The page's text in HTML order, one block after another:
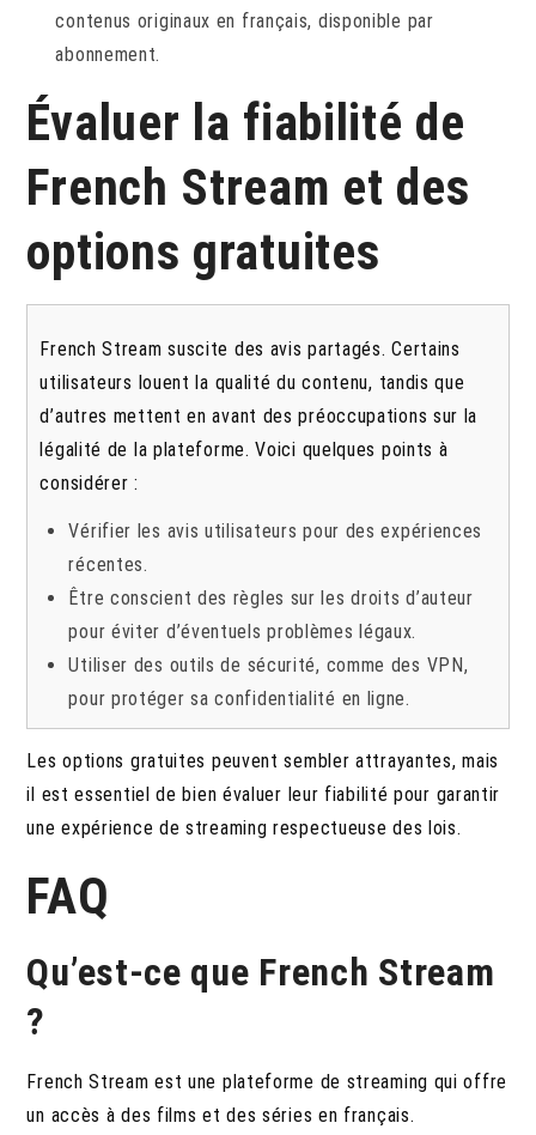
contenus originaux en français, disponible par
abonnement.
Évaluer la fiabilité de
French Stream et des
options gratuites
French Stream suscite des avis partagés. Certains
utilisateurs louent la qualité du contenu, tandis que
d’autres mettent en avant des préoccupations sur la
légalité de la plateforme. Voici quelques points à
considérer :
Vérifier les avis utilisateurs pour des expériences
récentes.
Être conscient des règles sur les droits d’auteur
pour éviter d’éventuels problèmes légaux.
Utiliser des outils de sécurité, comme des VPN,
pour protéger sa confidentialité en ligne.
Les options gratuites peuvent sembler attrayantes, mais
il est essentiel de bien évaluer leur fiabilité pour garantir
une expérience de streaming respectueuse des lois.
FAQ
Qu’est-ce que French Stream
?
French Stream est une plateforme de streaming qui offre
un accès à des films et des séries en français.